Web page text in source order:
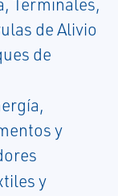
de Alivio
de
y
y